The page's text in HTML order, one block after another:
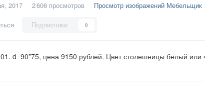
2017 2 606 просмотров Просмотр изображений Мебельщик
Подписчики 0
d=90*75, цена 9150 рублей. Цвет столешницы белый